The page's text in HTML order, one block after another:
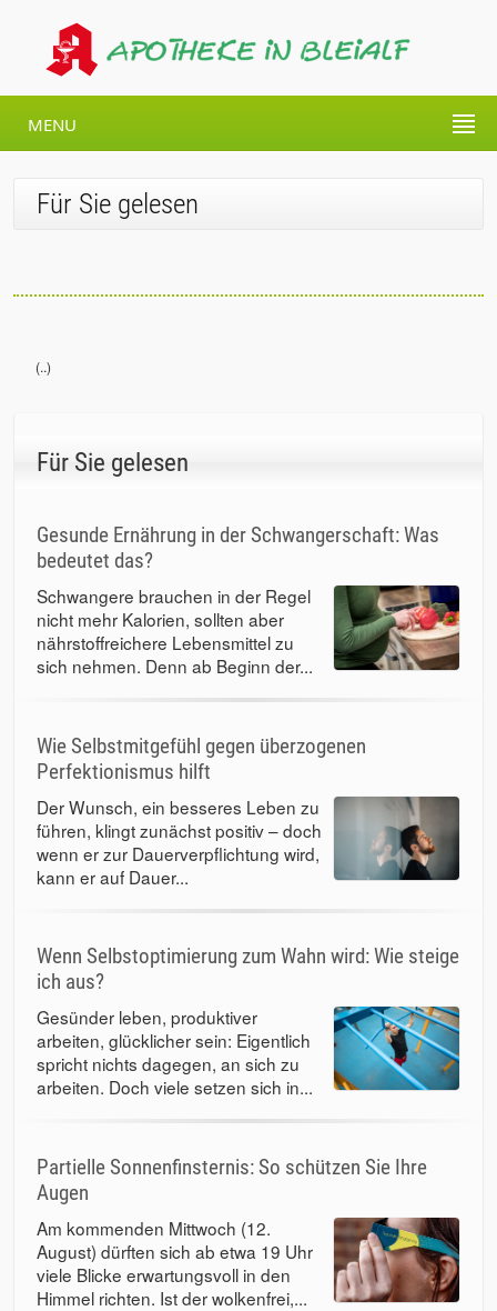
MENU
Für Sie gelesen
(..)
Für Sie gelesen
Gesunde Ernährung in der Schwangerschaft: Was
bedeutet das?
Schwangere brauchen in der Regel
nicht mehr Kalorien, sollten aber
nährstoffreichere Lebensmittel zu
sich nehmen. Denn ab Beginn der...
Wie Selbstmitgefühl gegen überzogenen
Perfektionismus hilft
Der Wunsch, ein besseres Leben zu
führen, klingt zunächst positiv – doch
wenn er zur Dauerverpflichtung wird,
kann er auf Dauer...
Wenn Selbstoptimierung zum Wahn wird: Wie steige
ich aus?
Gesünder leben, produktiver
arbeiten, glücklicher sein: Eigentlich
spricht nichts dagegen, an sich zu
arbeiten. Doch viele setzen sich in...
Partielle Sonnenfinsternis: So schützen Sie Ihre
Augen
Am kommenden Mittwoch (12.
August) dürften sich ab etwa 19 Uhr
viele Blicke erwartungsvoll in den
Himmel richten. Ist der wolkenfrei,...